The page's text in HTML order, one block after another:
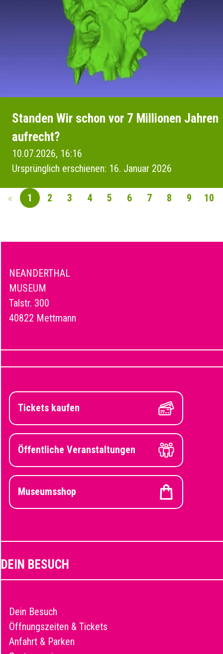
Standen Wir schon vor 7 Millionen Jahren
aufrecht?
10.07.2026, 16:16
Ursprünglich erschienen: 16. Januar 2026
« 1 2 3 4 5 6 7 8 9 10
NEANDERTHAL
MUSEUM
Talstr. 300
40822 Mettmann
Tickets kaufen
Öffentliche Veranstaltungen
Museumsshop
DEIN BESUCH
Dein Besuch
Öffnungszeiten & Tickets
Anfahrt & Parken